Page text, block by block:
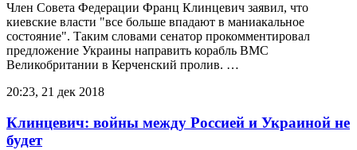
Член Совета Федерации Франц Клинцевич заявил, что
киевские власти "все больше впадают в маниакальное
состояние". Таким словами сенатор прокомментировал
предложение Украины направить корабль ВМС
Великобритании в Керченский пролив. …
20:23, 21 дек 2018
Клинцевич: войны между Россией и Украиной не
будет